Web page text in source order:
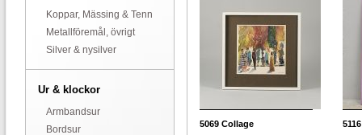
Koppar, Mässing & Tenn
Metallföremål, övrigt
Silver & nysilver
Ur & klockor
Armbandsur
Bordsur
5069 Collage 5116